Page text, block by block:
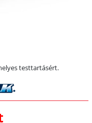
testtartásért.